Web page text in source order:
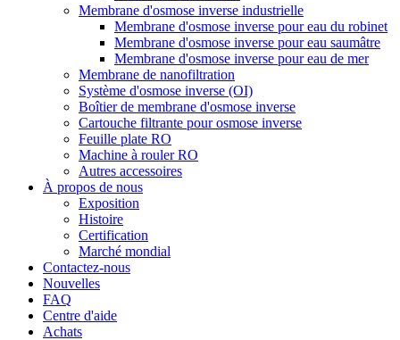
Membrane d'osmose inverse industrielle
Membrane d'osmose inverse pour eau du robinet
Membrane d'osmose inverse pour eau saumâtre
Membrane d'osmose inverse pour eau de mer
Membrane de nanofiltration
Système d'osmose inverse (OI)
Boîtier de membrane d'osmose inverse
Cartouche filtrante pour osmose inverse
Feuille plate RO
Machine à rouler RO
Autres accessoires
À propos de nous
Exposition
Histoire
Certification
Marché mondial
Contactez-nous
Nouvelles
FAQ
Centre d'aide
Achats